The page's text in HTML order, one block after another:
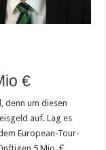
€
denn um diesen
auf. Lag es
European-Tour-